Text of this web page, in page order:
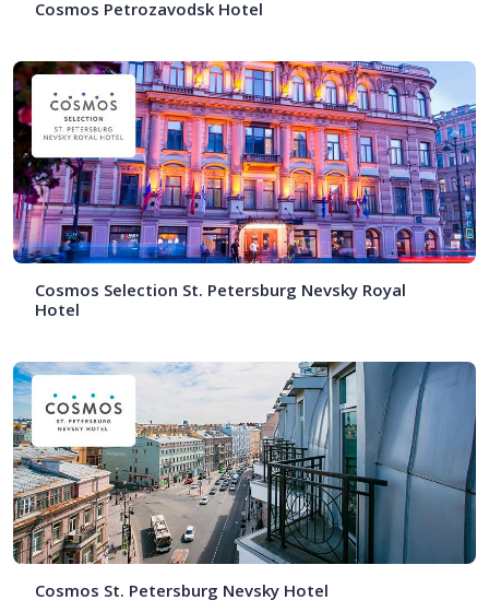
Cosmos Petrozavodsk Hotel
Cosmos Selection St. Petersburg Nevsky Royal
Hotel
Cosmos St. Petersburg Nevsky Hotel